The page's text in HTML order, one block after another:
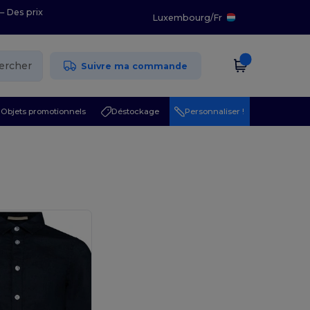
Des prix
Luxembourg/Fr
Suivre ma commande
Objets promotionnels Déstockage Personnaliser !